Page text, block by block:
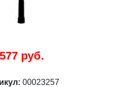
577 руб.
00023257